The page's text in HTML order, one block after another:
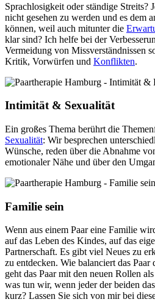
Sprachlosigkeit oder ständige Streits?
nicht gesehen zu werden und es dem
können, weil auch mitunter die
klar sind? Ich helfe bei der
Vermeidung von Missverständnissen
Kritik, Vorwürfen und Konflikten.
Intimität & Sexualität
Ein großes Thema berührt die
Sexualität: Wir besprechen
Wünsche, reden über die Abnahme
emotionaler Nähe und über den
Familie sein
Wenn aus einem Paar eine Familie
auf das Leben des Kindes, auf das
Partnerschaft. Es gibt viel Neues zu
zu entdecken. Wie balanciert das Paar
geht das Paar mit den neuen Rollen
was tun wir, wenn jeder der beiden
kurz? Lassen Sie sich von mir bei